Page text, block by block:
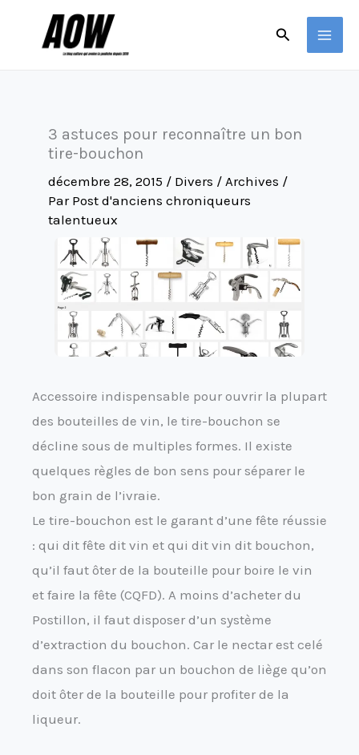
Rechercher
3 astuces pour reconnaître un bon
tire-bouchon
décembre 28, 2015 / Divers / Archives /
Par Post d'anciens chroniqueurs
talentueux
Accessoire indispensable pour ouvrir la plupart
des bouteilles de vin, le tire-bouchon se
décline sous de multiples formes. Il existe
quelques règles de bon sens pour séparer le
bon grain de l’ivraie.
Le tire-bouchon est le garant d’une fête réussie
: qui dit fête dit vin et qui dit vin dit bouchon,
qu’il faut ôter de la bouteille pour boire le vin
et faire la fête (CQFD). A moins d’acheter du
Postillon, il faut disposer d’un système
d’extraction du bouchon. Car le nectar est celé
dans son flacon par un bouchon de liège qu’on
doit ôter de la bouteille pour profiter de la
liqueur.